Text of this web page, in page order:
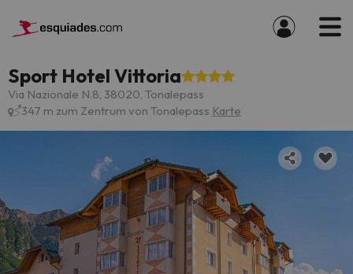
Sport Hotel Vittoria
Via Nazionale N.8, 38020, Tonalepass
347 m zum Zentrum von Tonalepass Karte